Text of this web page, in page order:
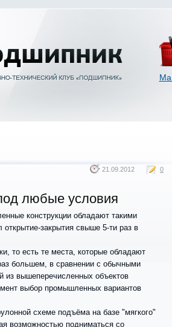
любые условия
21.09.2012 0
конструкции обладают такими
открытие-закрытия свыше 5-ти раз в
то есть те места, которые обладают
большем, в сравнении с обычными
из вышеперечисленных объектов
выбор промышленных вариантов
схеме подъёма на базе "мягкого"
возможностью подниматься со